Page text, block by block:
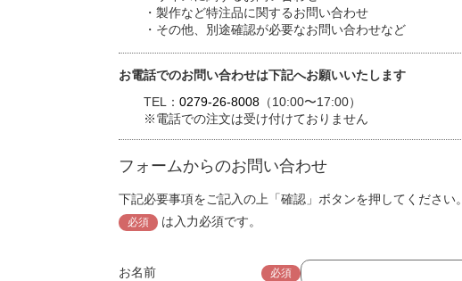
・製作など特注品に関するお問い合わせ
・その他、別途確認が必要なお問い合わせなど
お電話でのお問い合わせは下記へお願いいたします
TEL： 0279-26-8008 （10:00〜17:00）
※電話での注文は受け付けておりません
フォームからのお問い合わせ
下記必要事項をご記入の上「確認」ボタンを押してください。
必須 は入力必須です。
お名前 必須